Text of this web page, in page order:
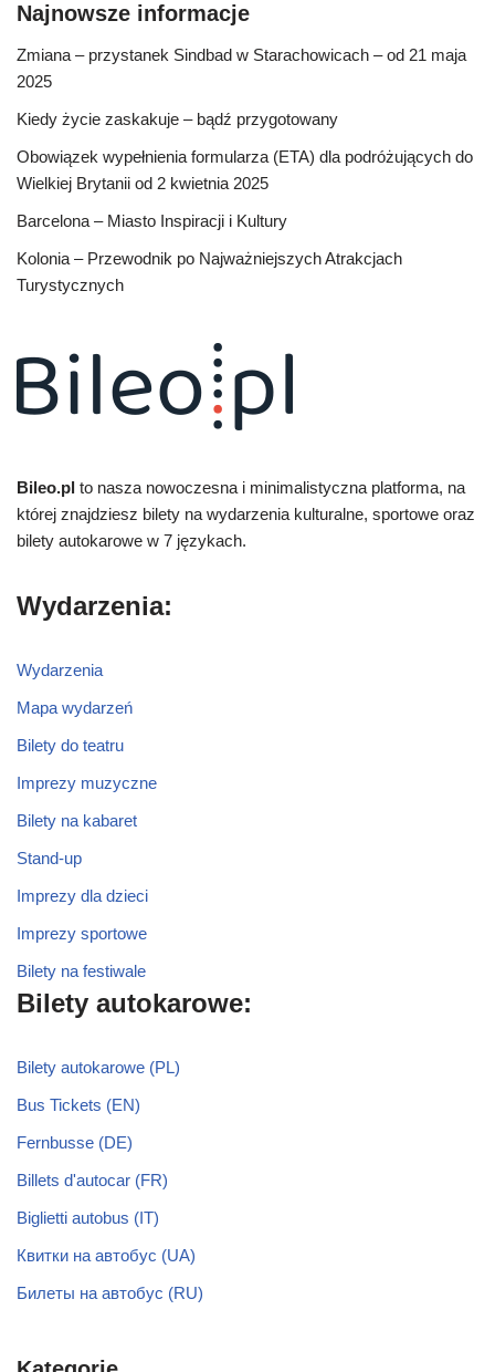
Najnowsze informacje
Zmiana – przystanek Sindbad w Starachowicach – od 21 maja
2025
Kiedy życie zaskakuje – bądź przygotowany
Obowiązek wypełnienia formularza (ETA) dla podróżujących do
Wielkiej Brytanii od 2 kwietnia 2025
Barcelona – Miasto Inspiracji i Kultury
Kolonia – Przewodnik po Najważniejszych Atrakcjach
Turystycznych
Bileo.pl to nasza nowoczesna i minimalistyczna platforma, na
której znajdziesz bilety na wydarzenia kulturalne, sportowe oraz
bilety autokarowe w 7 językach.
Wydarzenia:
Wydarzenia
Mapa wydarzeń
Bilety do teatru
Imprezy muzyczne
Bilety na kabaret
Stand-up
Imprezy dla dzieci
Imprezy sportowe
Bilety na festiwale
Bilety autokarowe:
Bilety autokarowe (PL)
Bus Tickets (EN)
Fernbusse (DE)
Billets d'autocar (FR)
Biglietti autobus (IT)
Квитки на автобус (UA)
Билеты на автобус (RU)